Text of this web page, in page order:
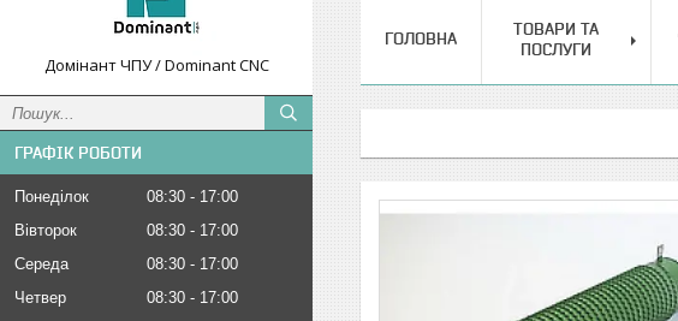
Домінант ЧПУ / Dominant CNC
ГРАФІК РОБОТИ
Понеділок 08:30
17:00
Вівторок
08:30
17:00
Середа
08:30
17:00
Четвер
08:30
17:00
ГОЛОВНА
ТОВАРИ ТА
ПОСЛУГИ